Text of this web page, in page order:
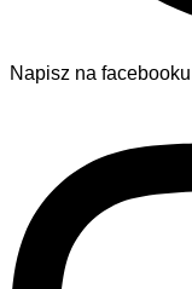
Napisz na facebooku